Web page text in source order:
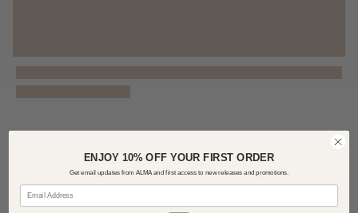
ENJOY 10% OFF YOUR FIRST ORDER
Get email updates from ALMA and first access to new releases and promotions.